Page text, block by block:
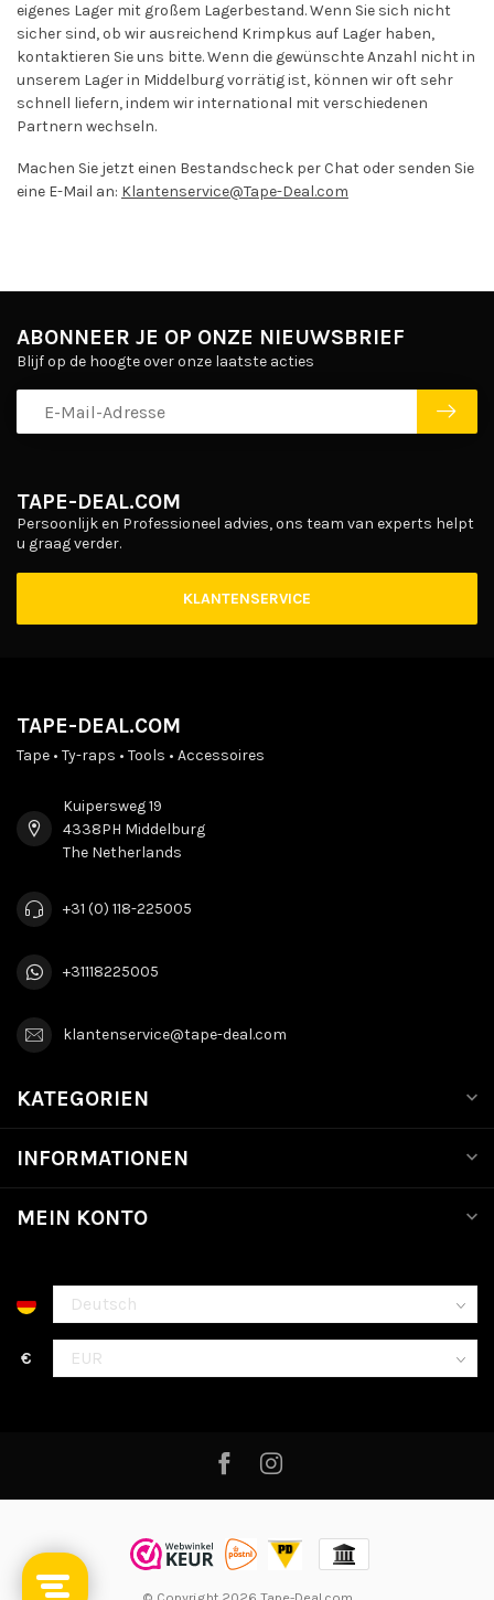
eigenes Lager mit großem Lagerbestand. Wenn Sie sich nicht
sicher sind, ob wir ausreichend Krimpkus auf Lager haben,
kontaktieren Sie uns bitte. Wenn die gewünschte Anzahl nicht in
unserem Lager in Middelburg vorrätig ist, können wir oft sehr
schnell liefern, indem wir international mit verschiedenen
Partnern wechseln.
Machen Sie jetzt einen Bestandscheck per Chat oder senden Sie
eine E-Mail an: Klantenservice@Tape-Deal.com
TAPE-DEAL.COM
Persoonlijk en Professioneel advies, ons team van experts helpt
u graag verder.
KLANTENSERVICE
ABONNEER JE OP ONZE NIEUWSBRIEF
Blijf op de hoogte over onze laatste acties
TAPE-DEAL.COM
Tape • Ty-raps • Tools • Accessoires
Kuipersweg 19
4338PH Middelburg
The Netherlands
+31 (0) 118-225005
+31118225005
klantenservice@tape-deal.com
KATEGORIEN
INFORMATIONEN
MEIN KONTO
€